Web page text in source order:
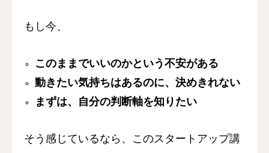
もし今、
このままでいいのかという不安がある
動きたい気持ちはあるのに、決めきれない
まずは、自分の判断軸を知りたい
そう感じているなら、 このスタートアップ講